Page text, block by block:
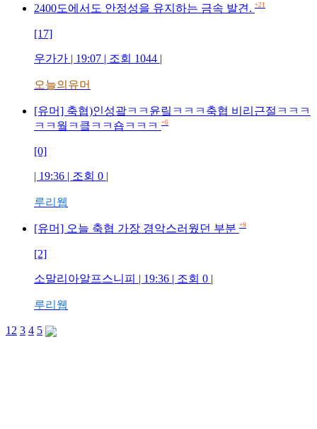
2400도에서도 안정성을 유지하는 금속 발견. +21
[17]
우가가 | 19:07 | 조회 1044 |
오늘의유머
[유머] 축협)인성괔ㅋㅋ윤맄ㅋㅋㅋ축협 비리근절ㅋㅋㅋ
ㅋㅋ웤ㅋ킄ㅋㅋ숍ㅋㅋㅋ
+6
[0]
| 19:36 | 조회 0 |
루리웹
[유머] 오늘 축협 가장 경악스러웠던 부분 +9
[2]
소말리아알프스니피 | 19:36 | 조회 0 |
루리웹
1 2 3 4 5